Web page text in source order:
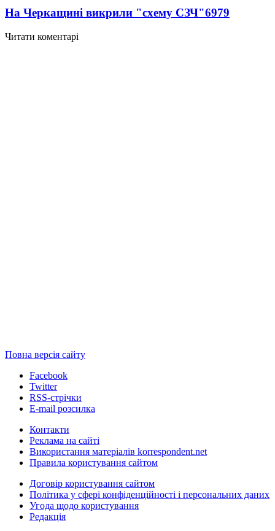
На Черкащині викрили "схему СЗЧ"6979
Читати коментарі
Повна версія сайту
Facebook
Twitter
RSS-стрічки
E-mail розсилка
Контакти
Реклама на сайті
Використання матеріалів korrespondent.net
Правила користування сайтом
Договір користування сайтом
Політика у сфері конфіденційності і персональних даних
Угода щодо користування
Редакція